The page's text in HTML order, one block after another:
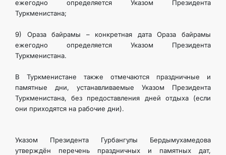
ежегодно определяется Указом Президента
Туркменистана;
9) Ораза байрамы – конкретная дата Ораза байрамы
ежегодно определяется Указом Президента
Туркменистана.
В Туркменистане также отмечаются праздничные и
памятные дни, устанавливаемые Указом Президента
Туркменистана, без предоставления дней отдыха (если
они приходятся на рабочие дни).
Указом Президента Гурбангулы Бердымухамедова
утверждён перечень праздничных и памятных дат,